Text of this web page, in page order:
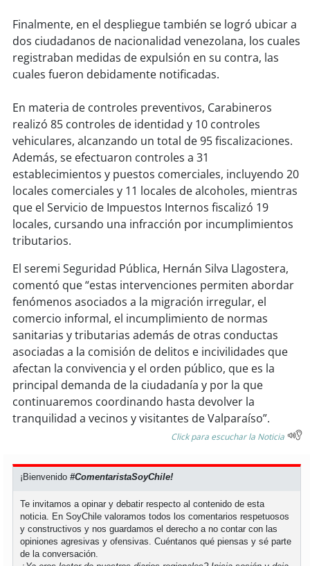
soypuertomontt
soychiloé
Finalmente, en el despliegue también se logró ubicar a
dos ciudadanos de nacionalidad venezolana, los cuales
registraban medidas de expulsión en su contra, las
cuales fueron debidamente notificadas.
En materia de controles preventivos, Carabineros
realizó 85 controles de identidad y 10 controles
vehiculares, alcanzando un total de 95 fiscalizaciones.
Además, se efectuaron controles a 31
establecimientos y puestos comerciales, incluyendo 20
locales comerciales y 11 locales de alcoholes, mientras
que el Servicio de Impuestos Internos fiscalizó 19
locales, cursando una infracción por incumplimientos
tributarios.
El seremi Seguridad Pública, Hernán Silva Llagostera,
comentó que “estas intervenciones permiten abordar
fenómenos asociados a la migración irregular, el
comercio informal, el incumplimiento de normas
sanitarias y tributarias además de otras conductas
asociadas a la comisión de delitos e incivilidades que
afectan la convivencia y el orden público, que es la
principal demanda de la ciudadanía y por la que
continuaremos coordinando hasta devolver la
tranquilidad a vecinos y visitantes de Valparaíso”.
Click para escuchar la Noticia
¡Bienvenido#ComentaristaSoyChile!
Te invitamos a opinar y debatir respecto al contenido de esta
noticia. En SoyChile valoramos todos los comentarios respetuosos
y constructivos y nos guardamos el derecho a no contar con las
opiniones agresivas y ofensivas. Cuéntanos qué piensas y sé parte
de la conversación.